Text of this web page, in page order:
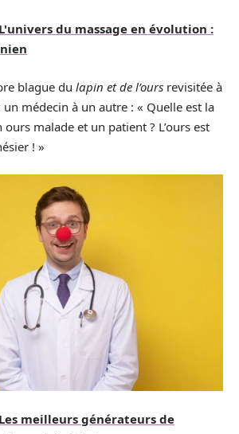
L'univers du massage en évolution :
blague du lapin et de l’ours revisitée à
un médecin à un autre : « Quelle est la
malade et un patient ? L’ours est
! »
Les meilleurs générateurs de